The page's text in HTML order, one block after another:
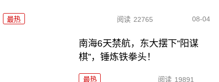
最热 阅读 22765 08-04
南海6天禁航，东大摆下“阳谋
棋”，锤炼铁拳头！
最热 阅读 19891